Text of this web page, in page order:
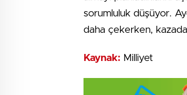
sorumluluk düşüyor.
daha çekerken,
Kaynak: Milliyet